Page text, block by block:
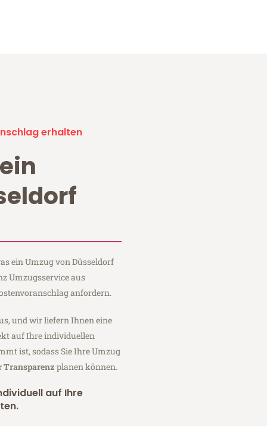
erhalten
ein Umzug von Düsseldorf
Umzugsservice aus
anfordern.
und wir liefern Ihnen eine
auf Ihre individuellen
ist, sodass Sie Ihre Umzug
Transparenz planen können.
auf Ihre